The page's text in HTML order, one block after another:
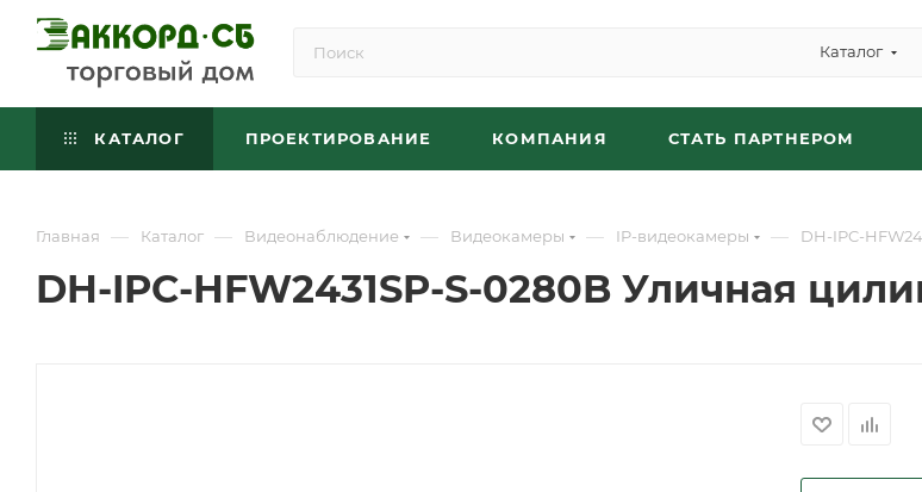
Каталог
КАТАЛОГ ПРОЕКТИРОВАНИЕ КОМПАНИЯ СТАТЬ ПАРТНЕРОМ
Главная — Каталог — Видеонаблюдение — Видеокамеры — IP-видеокамеры — DH-IPC-
DH-IPC-HFW2431SP-S-0280B Уличная